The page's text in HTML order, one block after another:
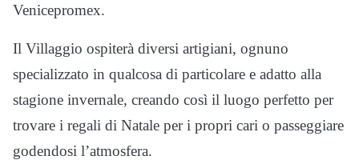
Venicepromex.
Il Villaggio ospiterà diversi artigiani, ognuno
specializzato in qualcosa di particolare e adatto alla
stagione invernale, creando così il luogo perfetto per
trovare i regali di Natale per i propri cari o passeggiare
godendosi l’atmosfera.